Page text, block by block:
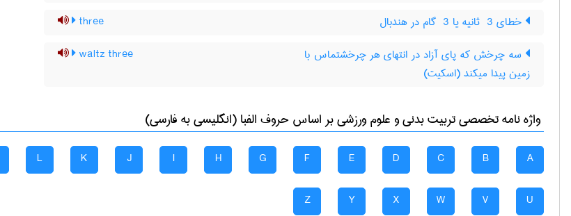
خطای ‎ 3 ثانیه یا ‎ 3 گام در هندبال three
سه چرخش که پای آزاد در انتهای هر چرخشتماس با
زمین پیدا میکند (اسکیت)
waltz three
واژه نامه تخصصیتربيت بدنی و علوم ورزشیبر اساس حروف الفبا (انگلیسی به فارسی)
A
B
C
D
E
F
G
H
I
J
K
L
U
V
W
X
Y
Z